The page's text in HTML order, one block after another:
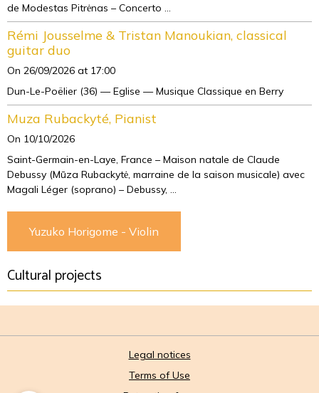
de Modestas Pitrėnas – Concerto ...
Rémi Jousselme & Tristan Manoukian, classical
guitar duo
On 26/09/2026 at 17:00
Dun-Le-Poëlier (36) — Eglise — Musique Classique en Berry
Muza Rubackyté, Pianist
On 10/10/2026
Saint-Germain-en-Laye, France – Maison natale de Claude
Debussy (Mūza Rubackytė, marraine de la saison musicale) avec
Magali Léger (soprano) – Debussy, ...
Yuzuko Horigome - Violin
Cultural projects
Legal notices
Terms of Use